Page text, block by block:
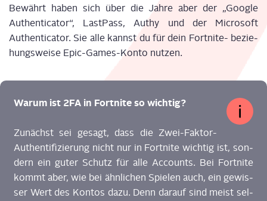
Bewährt haben sich über die Jah­re aber der „Goog­le
Authen­ti­ca­tor“, Last­Pass,Authy und der Micro­soft
Authen­ti­ca­tor. Sie alle kannst du für dein Fort­ni­te- bezie­
hungs­wei­se Epic-Games-Kon­to nutzen.
War­um ist 2FA in Fort­ni­te so wichtig?
Zunächst sei gesagt, dass die Zwei-Fak­tor-
Authen­ti­fi­zie­rung nicht nur in Fort­ni­te wich­tig ist, son­
dern ein guter Schutz für alle Accounts. Bei Fort­ni­te
kommt aber, wie bei ähn­li­chen Spie­len auch, ein gewis­
ser Wert des Kon­tos dazu. Denn dar­auf sind meist sel­